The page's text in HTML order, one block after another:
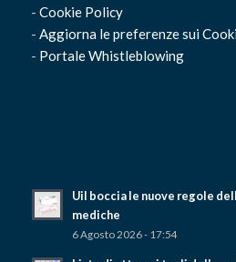
- Cookie Policy
- Aggiorna le preferenze sui
- Portale Whistleblowing
Uil boccia le nuove regole
mediche
6 Agosto 2026 - 17:54